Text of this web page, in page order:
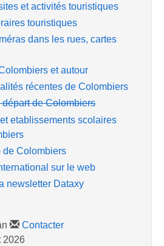
et activités touristiques
touristiques
dans les rues, cartes
et autour
récentes de Colombiers
de Colombiers
etablissements scolaires
de Colombiers
sur le web
newsletter Dataxy
Contacter
2026